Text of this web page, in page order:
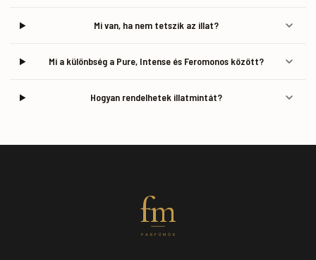
Mi van, ha nem tetszik az illat?
Mi a különbség a Pure, Intense és Feromonos között?
Hogyan rendelhetek illatmintát?
fm
PARFÜMÖK